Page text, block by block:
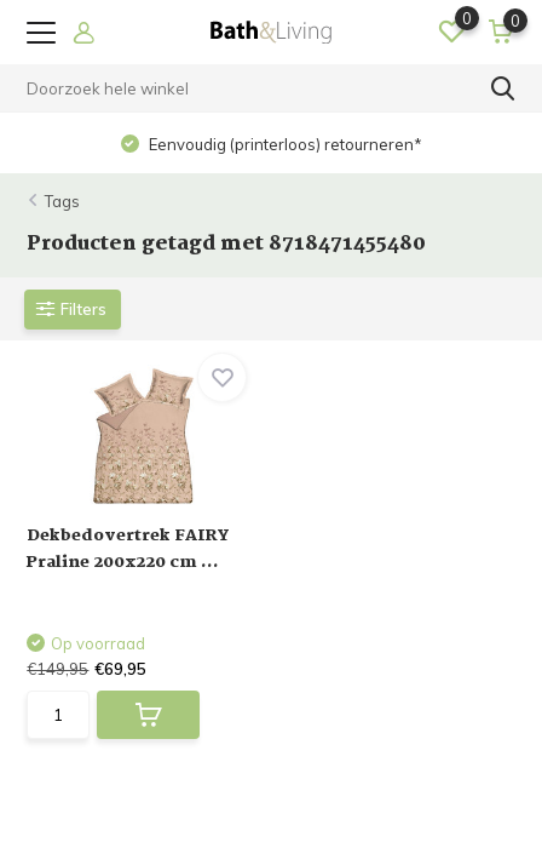
0 0
Eenvoudig (printerloos) retourneren*
Tags
Producten getagd met 8718471455480
Filters
Dekbedovertrek FAIRY
Praline 200x220 cm ...
Op voorraad
€149,95 €69,95